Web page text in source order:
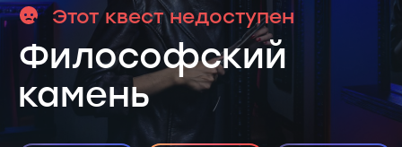
Этот квест недоступен
Философский
камень